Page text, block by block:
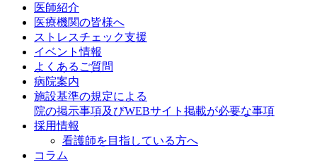
医師紹介
医療機関の皆様へ
ストレスチェック支援
イベント情報
よくあるご質問
病院案内
施設基準の規定による
院の掲示事項及びWEBサイト掲載が必要な事項
採用情報
看護師を目指している方へ
コラム